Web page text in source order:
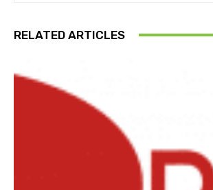
RELATED ARTICLES